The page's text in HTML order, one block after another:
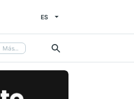
ES
Más...